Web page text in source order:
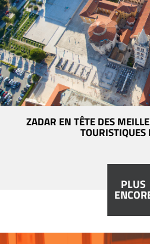
ZADAR EN TÊTE DES
PLUS